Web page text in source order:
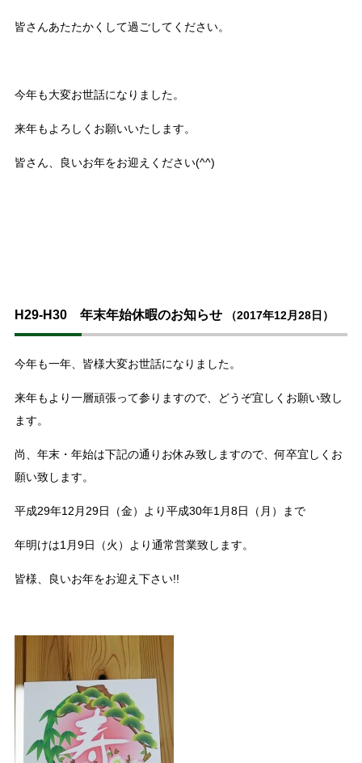
皆さんあたたかくして過ごしてください。
今年も大変お世話になりました。
来年もよろしくお願いいたします。
皆さん、良いお年をお迎えください(^^)
H29-H30 年末年始休暇のお知らせ （2017年12月28日）
今年も一年、皆様大変お世話になりました。
来年もより一層頑張って参りますので、どうぞ宜しくお願い致し
ます。
尚、年末・年始は下記の通りお休み致しますので、何卒宜しくお
願い致します。
平成29年12月29日（金）より平成30年1月8日（月）まで
年明けは1月9日（火）より通常営業致します。
皆様、良いお年をお迎え下さい!!